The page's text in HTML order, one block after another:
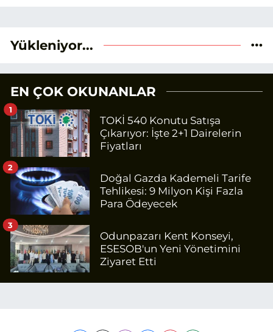
Yükleniyor...
EN ÇOK OKUNANLAR
TOKİ 540 Konutu Satışa
Çıkarıyor: İşte 2+1 Dairelerin
Fiyatları
1
Doğal Gazda Kademeli Tarife
Tehlikesi: 9 Milyon Kişi Fazla
Para Ödeyecek
2
Odunpazarı Kent Konseyi,
ESESOB'un Yeni Yönetimini
Ziyaret Etti
3